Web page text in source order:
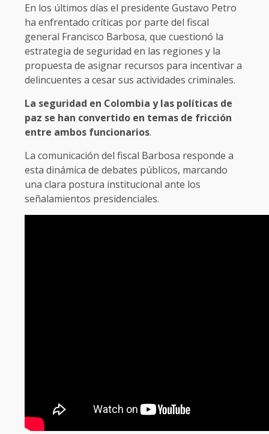
En los últimos días el presidente Gustavo Petro
ha enfrentado críticas por parte del fiscal
general Francisco Barbosa, que cuestionó la
estrategia de seguridad en las regiones y la
propuesta de asignar recursos para incentivar a
delincuentes a cesar sus actividades criminales.
La seguridad en Colombia y las políticas de
paz se han convertido en temas de fricción
entre ambos funcionarios.
La comunicación del fiscal Barbosa responde a
esta dinámica de debates públicos, marcando
una clara postura institucional ante los
señalamientos presidenciales.